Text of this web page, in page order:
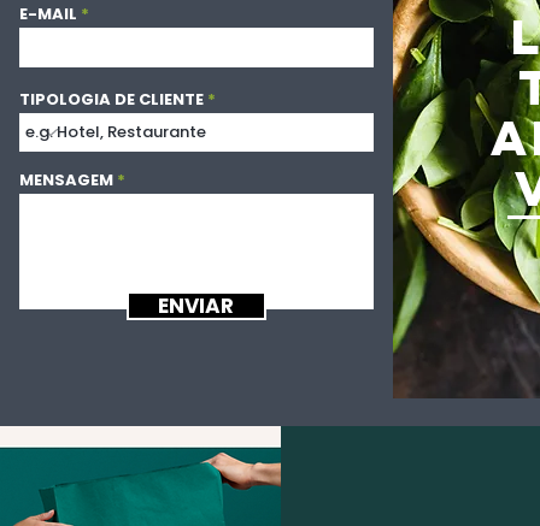
E-MAIL
TIPOLOGIA DE CLIENTE
MENSAGEM
ENVIAR